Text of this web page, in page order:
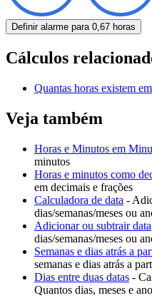
Definir alarme para 0,67 horas
Cálculos
Quantas horas existem
Veja também
Horas e Minutos em
minutos
Horas e minutos como
em decimais e frações
Calculadora de data -
dias/semanas/meses ou
Adicionar ou subtrair data
dias/semanas/meses ou
Semanas e dias atrás a
semanas e dias atrás a
Dias entre duas datas -
Quantos dias, meses e